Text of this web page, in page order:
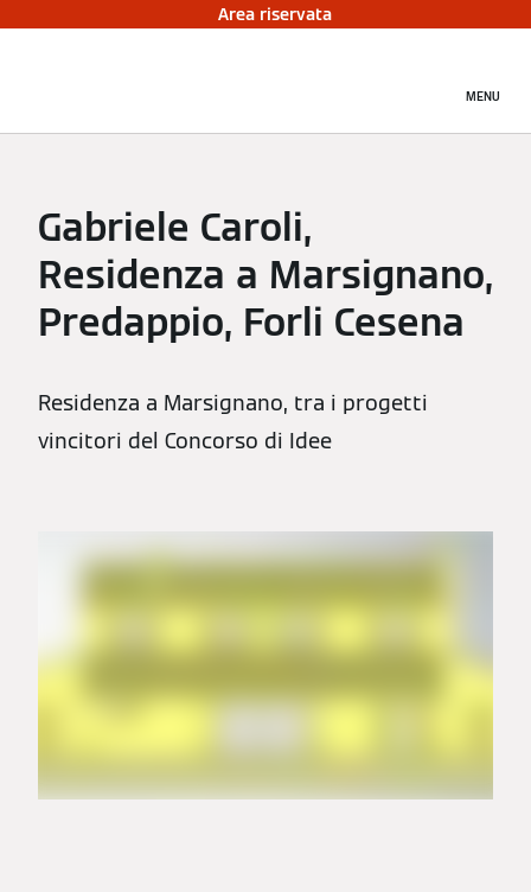
Area riservata
MENU
Gabriele Caroli,
Residenza a Marsignano,
Predappio, Forli Cesena
Residenza a Marsignano, tra i progetti
vincitori del Concorso di Idee